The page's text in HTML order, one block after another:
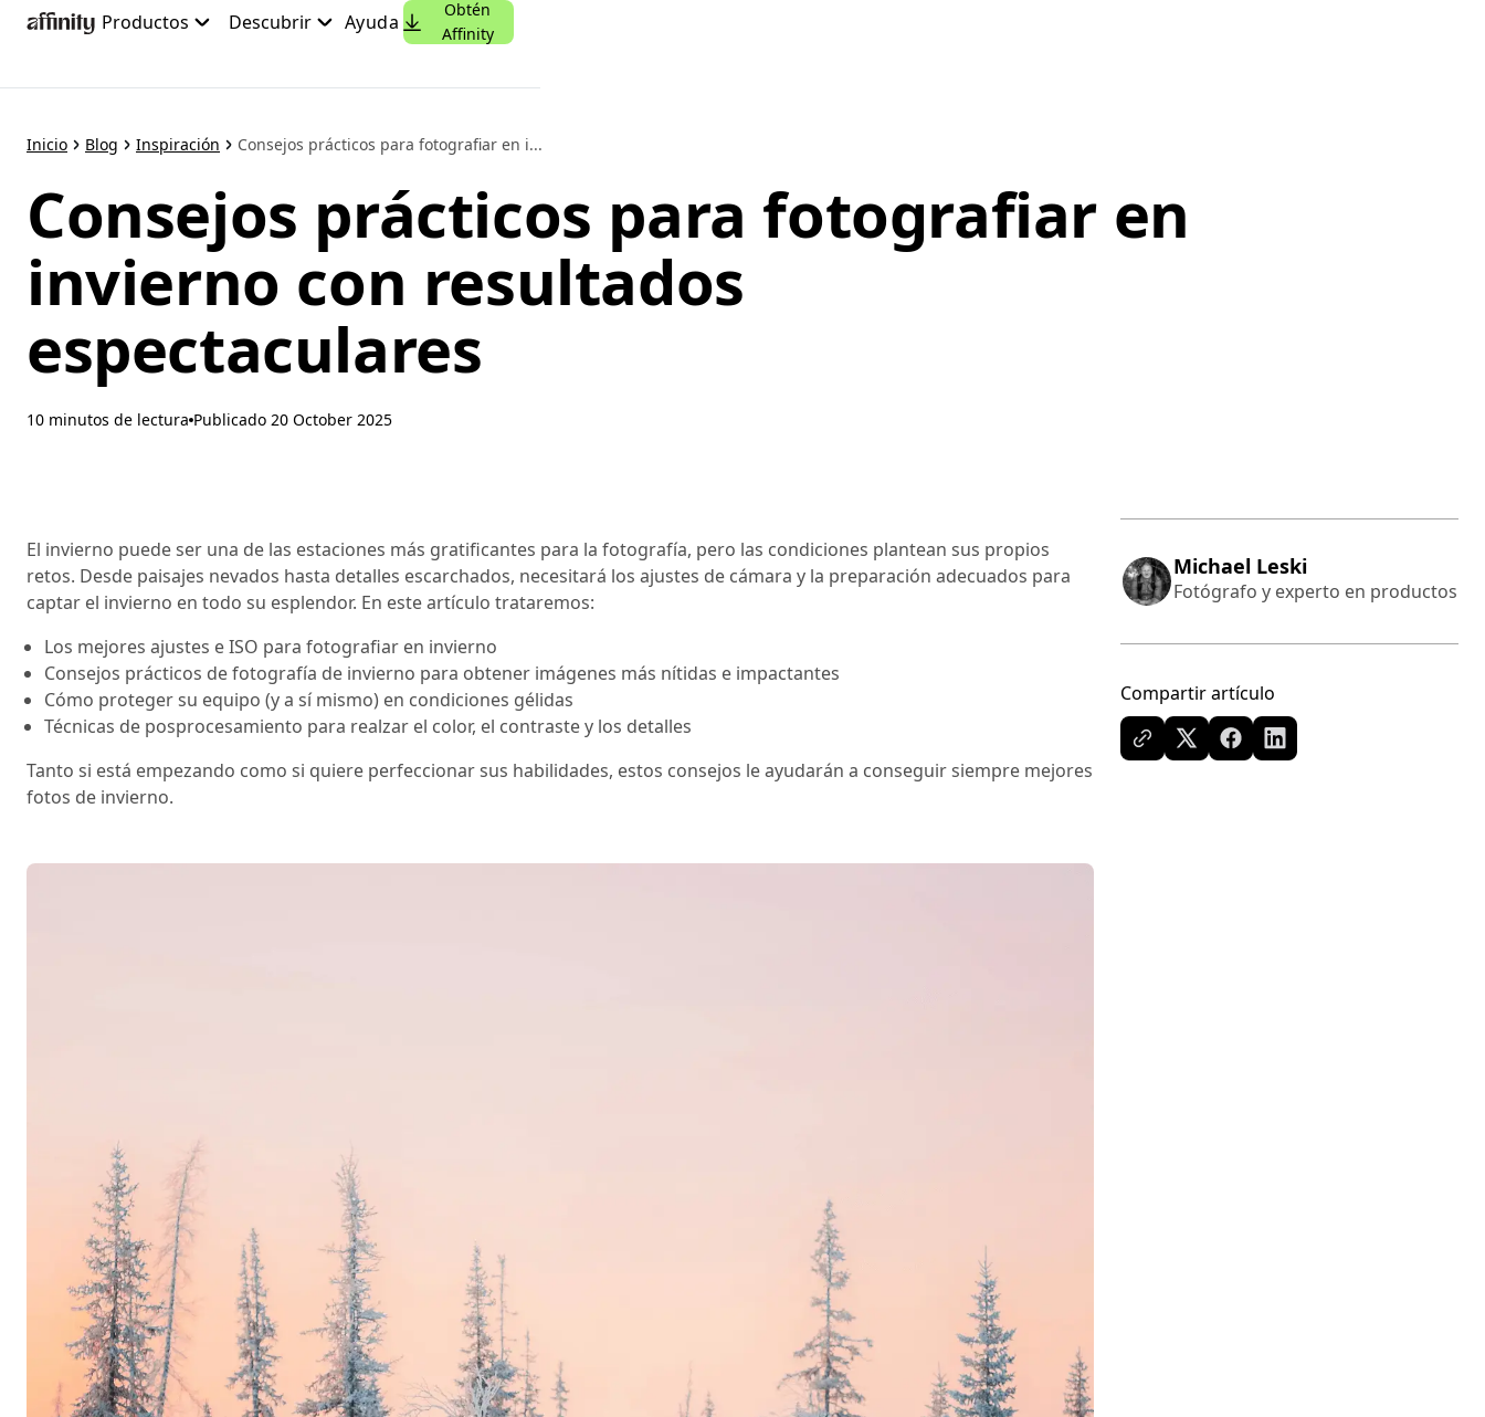
principal
Productos Descubrir Ayuda
Obtén
Affinity
Inicio Blog Inspiración Consejos prácticos para fotografiar en i...
Consejos prácticos para fotografiar en
invierno con resultados
espectaculares
10 minutos de lectura Publicado 20 October 2025
El invierno puede ser una de las estaciones más gratificantes para la fotografía, pero las condiciones plantean sus propios
retos. Desde paisajes nevados hasta detalles escarchados, necesitará los ajustes de cámara y la preparación adecuados para
captar el invierno en todo su esplendor. En este artículo trataremos:
Los mejores ajustes e ISO para fotografiar en invierno
Consejos prácticos de fotografía de invierno para obtener imágenes más nítidas e impactantes
Cómo proteger su equipo (y a sí mismo) en condiciones gélidas
Técnicas de posprocesamiento para realzar el color, el contraste y los detalles
Tanto si está empezando como si quiere perfeccionar sus habilidades, estos consejos le ayudarán a conseguir siempre mejores
fotos de invierno.
Michael Leski
Fotógrafo y experto en productos
Compartir artículo